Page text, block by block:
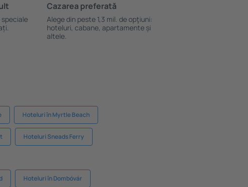
Cazarea preferată
Alege din peste 1,3 mil. de opţiuni:
hoteluri, cabane, apartamente și
altele.
Hoteluri în Myrtle Beach
Hoteluri Sneads Ferry
Hoteluri în Dombóvár